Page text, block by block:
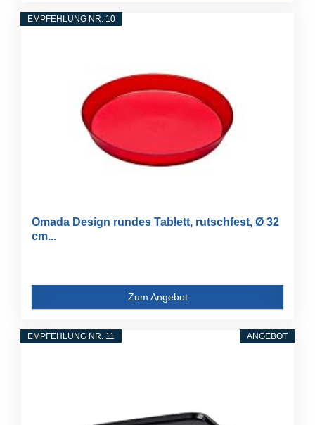
EMPFEHLUNG NR. 10
Omada Design rundes Tablett, rutschfest, Ø 32
cm...
Zum Angebot
ANGEBOT
EMPFEHLUNG NR. 11